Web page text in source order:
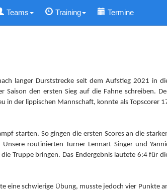
Teams Training Termine
langer Durststrecke seit dem Aufstieg 2021 in
den ersten Sieg auf die Fahne schreiben.
in der lippischen Mannschaft, konnte als Topscorer
starten. So gingen die ersten Scores an die
routinierten Turner Lennart Singer und
Truppe bringen. Das Endergebnis lautete 6:4 für
eine schwierige Übung, musste jedoch vier Punkte